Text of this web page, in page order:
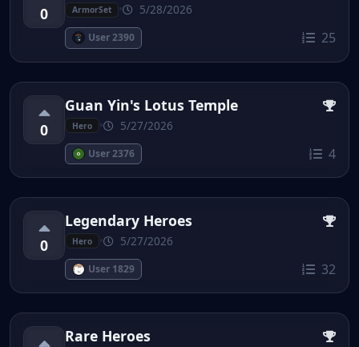
0 ArmorSet 5/28/2026
User 2390 25
0
Guan Yin's Lotus Temple
Hero 5/27/2026
User 2376 4
0
Legendary Heroes
Hero 5/27/2026
User 1829 32
Rare Heroes